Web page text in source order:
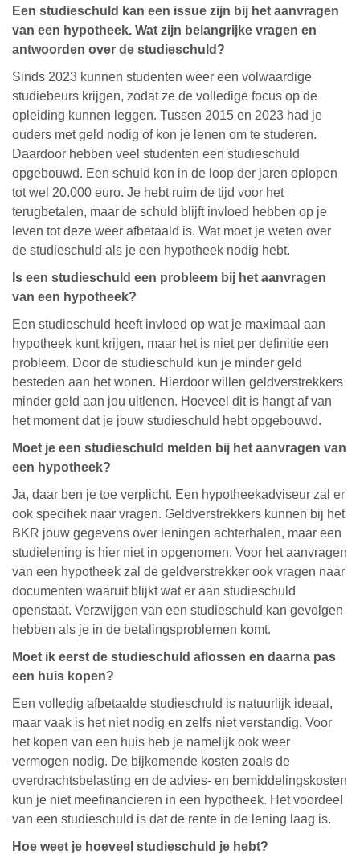
Een studieschuld kan een issue zijn bij het aanvragen
van een hypotheek. Wat zijn belangrijke vragen en
antwoorden over de studieschuld?
Sinds 2023 kunnen studenten weer een volwaardige
studiebeurs krijgen, zodat ze de volledige focus op de
opleiding kunnen leggen. Tussen 2015 en 2023 had je
ouders met geld nodig of kon je lenen om te studeren.
Daardoor hebben veel studenten een studieschuld
opgebouwd. Een schuld kon in de loop der jaren oplopen
tot wel 20.000 euro. Je hebt ruim de tijd voor het
terugbetalen, maar de schuld blijft invloed hebben op je
leven tot deze weer afbetaald is. Wat moet je weten over
de studieschuld als je een hypotheek nodig hebt.
Is een studieschuld een probleem bij het aanvragen
van een hypotheek?
Een studieschuld heeft invloed op wat je maximaal aan
hypotheek kunt krijgen, maar het is niet per definitie een
probleem. Door de studieschuld kun je minder geld
besteden aan het wonen. Hierdoor willen geldverstrekkers
minder geld aan jou uitlenen. Hoeveel dit is hangt af van
het moment dat je jouw studieschuld hebt opgebouwd.
Moet je een studieschuld melden bij het aanvragen van
een hypotheek?
Ja, daar ben je toe verplicht. Een hypotheekadviseur zal er
ook specifiek naar vragen. Geldverstrekkers kunnen bij het
BKR jouw gegevens over leningen achterhalen, maar een
studielening is hier niet in opgenomen. Voor het aanvragen
van een hypotheek zal de geldverstrekker ook vragen naar
documenten waaruit blijkt wat er aan studieschuld
openstaat. Verzwijgen van een studieschuld kan gevolgen
hebben als je in de betalingsproblemen komt.
Moet ik eerst de studieschuld aflossen en daarna pas
een huis kopen?
Een volledig afbetaalde studieschuld is natuurlijk ideaal,
maar vaak is het niet nodig en zelfs niet verstandig. Voor
het kopen van een huis heb je namelijk ook weer
vermogen nodig. De bijkomende kosten zoals de
overdrachtsbelasting en de advies- en bemiddelingskosten
kun je niet meefinancieren in een hypotheek. Het voordeel
van een studieschuld is dat de rente in de lening laag is.
Hoe weet je hoeveel studieschuld je hebt?